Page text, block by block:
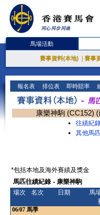
馬場活動
賽事資料(本地) 賽事
報名表 排位表 即時賠率
康樂神駒 (CC152)
往績紀
其他馬
*包括本地及海外賽績及獎金
馬匹往績紀錄 - 康樂神駒
場次
名次 日期
馬
06/07 馬季